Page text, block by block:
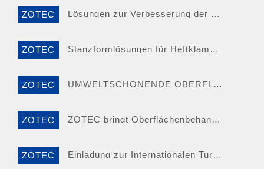
ZOTEC Lösungen zur Verbesserung der Lebensdauer von Verzahnungswerkzeugen
ZOTEC Stanzformlösungen für Heftklammerhalter
ZOTEC UMWELTSCHONENDE OBERFLÄCHENOPTIMIERUNG FÜR E-LKW-ANTRIEBSWELLEN
ZOTEC ZOTEC bringt Oberflächenbehandlungslösungen für die Luft- und Raumfahrt zur Turbinetech 2023
ZOTEC Einladung zur Internationalen Turbinenkonferenz ZOTEC2023